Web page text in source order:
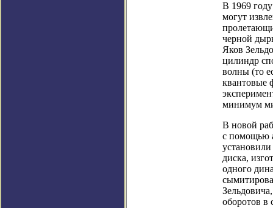
В 1969
могут
черной
Яков
цилиндр
волны (то
квантовые
минимум
В новой
с помощью
диска,
одного
оборотов в